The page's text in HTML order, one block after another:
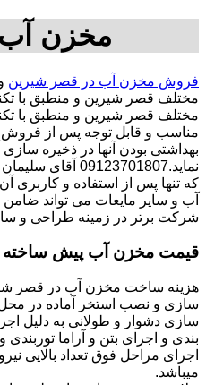
مخزن
فروش مخزن آب در قصر شیرین
مختلف قصر شیرین و منطبق با
مختلف قصر شیرین و منطبق با
مناسب و قابل توجه پس از فروش
بهداشتی بودن آنها در ذخیره
نماید.09123701807 آقای سلیمان مجردی
که تنها پس از استفاده و
آب و سایر مایعات می تواند
شرکت برتر در زمینه طراحی و
قیمت مخزن آب پیش ساخته
هزینه ساخت مخزن آب در قصر
سازی و نصب استخر آماده در
سازی دشوار و طولانی به دلیل
بندی و اجرای بتن و آراما
اجرای مراحل فوق تعداد بالایی
میباشد.